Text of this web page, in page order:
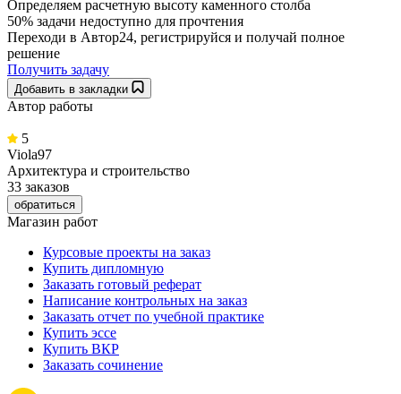
Определяем расчетную высоту каменного столба
50% задачи недоступно для прочтения
Переходи в Автор24, регистрируйся и получай полное
решение
Получить задачу
Добавить в закладки
Автор работы
5
Viola97
Архитектура и строительство
33 заказов
обратиться
Магазин работ
Курсовые проекты на заказ
Купить дипломную
Заказать готовый реферат
Написание контрольных на заказ
Заказать отчет по учебной практике
Купить эссе
Купить ВКР
Заказать сочинение